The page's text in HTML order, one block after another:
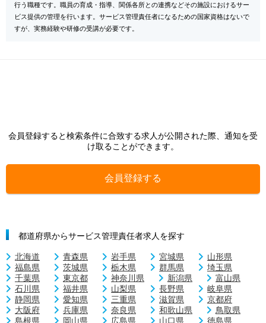
行う職種です。職員の育成・指導、関係各所との連携などその施設におけるサー
ビス提供の管理を行います。サービス管理責任者になるための国家資格はないで
すが、実務経験や研修の受講が必要です。
会員登録すると検索条件に合致する求人が公開された際、通知を受
け取ることができます。
会員登録する
都道府県からサービス管理責任者求人を探す
北海道 青森県 岩手県 宮城県
山形県
福島県
茨城県 栃木県 群馬県
埼玉県
千葉県
東京都 神奈川県 新潟県
富山県
石川県
福井県 山梨県 長野県
岐阜県
静岡県
愛知県 三重県 滋賀県
京都府
大阪府
兵庫県 奈良県 和歌山県
鳥取県
島根県
岡山県 広島県 山口県
徳島県